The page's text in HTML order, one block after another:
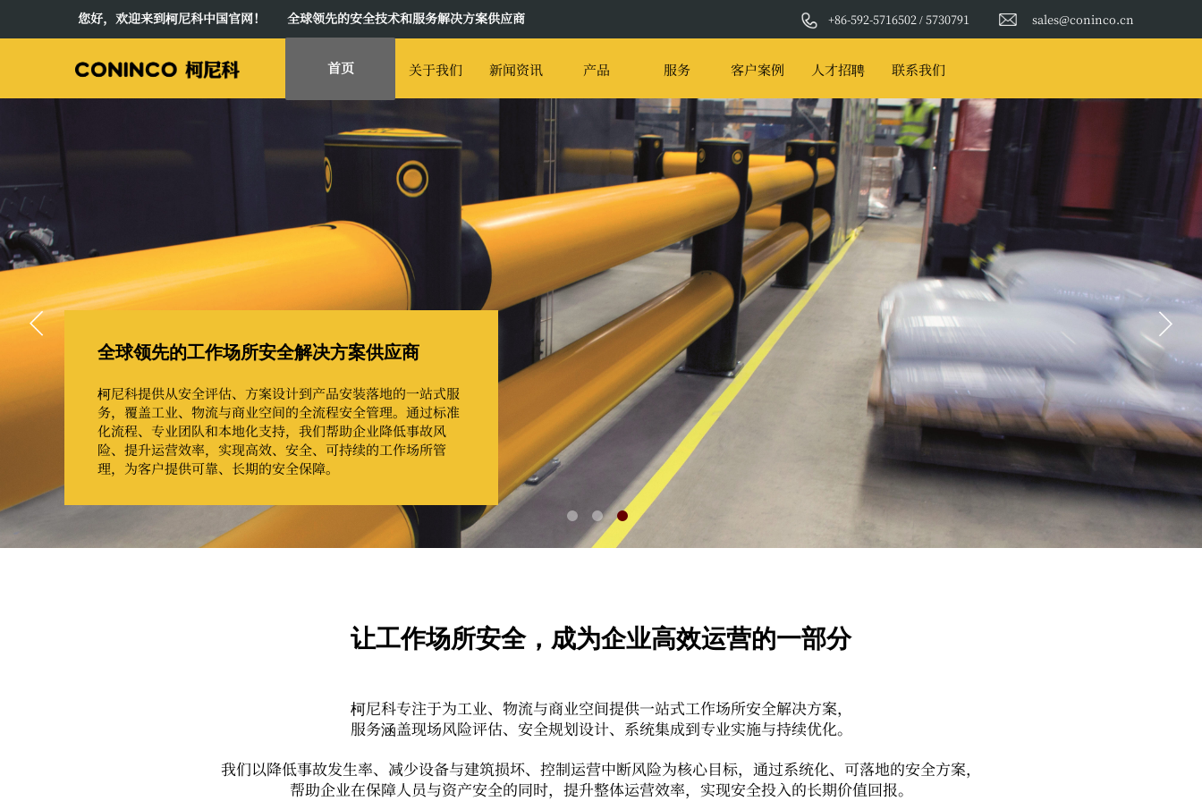
sales@coninco.cn
+86-592-5716502 / 5730791
您好，欢迎来到柯尼科中国官网！ 全球领先的安全技术和服务解决方案供应商
首页 关于我们 新闻资讯 产品 服务 客户案例 人才招聘 联系我们
全球领先的工作场所安全解决方案供应商
柯尼科提供从安全评估、方案设计到产品安装落地的一站式服
务，覆盖工业、物流与商业空间的全流程安全管理。通过标准
化流程、专业团队和本地化支持，我们帮助企业降低事故风
险、提升运营效率，实现高效、安全、可持续的工作场所管
理，为客户提供可靠、长期的安全保障。
让工作场所安全，成为企业高效运营的一部分
柯尼科专注于为工业、物流与商业空间提供一站式工作场所安全解决方案，
服务涵盖现场风险评估、安全规划设计、系统集成到专业实施与持续优化。
我们以降低事故发生率、减少设备与建筑损坏、控制运营中断风险为核心目标，通过系统化、可落地的安全方案，
帮助企业在保障人员与资产安全的同时，提升整体运营效率，实现安全投入的长期价值回报。